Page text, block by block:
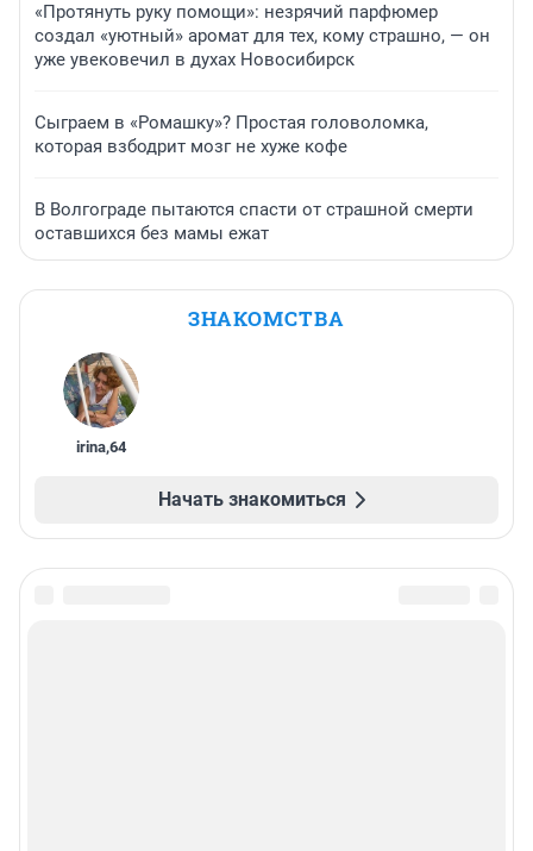
«Протянуть руку помощи»: незрячий парфюмер
создал «уютный» аромат для тех, кому страшно, — он
уже увековечил в духах Новосибирск
Сыграем в «Ромашку»? Простая головоломка,
которая взбодрит мозг не хуже кофе
В Волгограде пытаются спасти от страшной смерти
оставшихся без мамы ежат
ЗНАКОМСТВА
irina,64
Начать знакомиться